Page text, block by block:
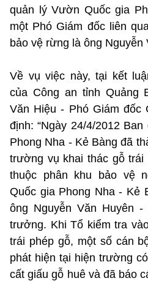
quản lý Vườn Quốc gia
một Phó Giám đốc liên
bảo vệ rừng là ông Nguyễn
Về vụ việc này, tại kết
của Công an tỉnh Quảng
Văn Hiệu - Phó Giám đốc
định: “Ngày 24/4/2012
Phong Nha - Kẻ Bàng đã
trường vụ khai thác gỗ
thuộc phân khu bảo vệ
Quốc gia Phong Nha - Kẻ
ông Nguyễn Văn Huyên
trưởng. Khi Tổ kiểm tra
trái phép gỗ, một số cán
phát hiện tại hiện trường
cất giấu gỗ huê và đã báo